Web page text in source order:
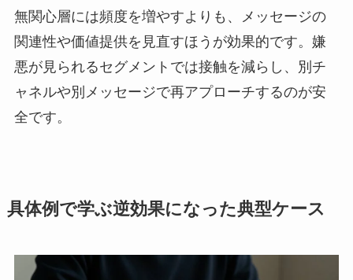
無関心層には頻度を増やすよりも、メッセージの
関連性や価値提供を見直すほうが効果的です。嫌
悪が見られるセグメントでは接触を減らし、別チ
ャネルや別メッセージで再アプローチするのが安
全です。
具体例で学ぶ逆効果になった典型ケース